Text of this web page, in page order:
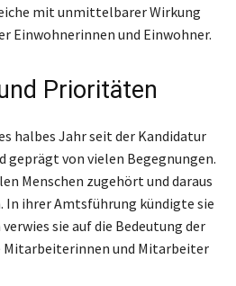
mit unmittelbarer Wirkung
Einwohnerinnen und Einwohner.
Prioritäten
halbes Jahr seit der Kandidatur
geprägt von vielen Begegnungen.
Menschen zugehört und daraus
In ihrer Amtsführung kündigte sie
sie auf die Bedeutung der
Mitarbeiterinnen und Mitarbeiter